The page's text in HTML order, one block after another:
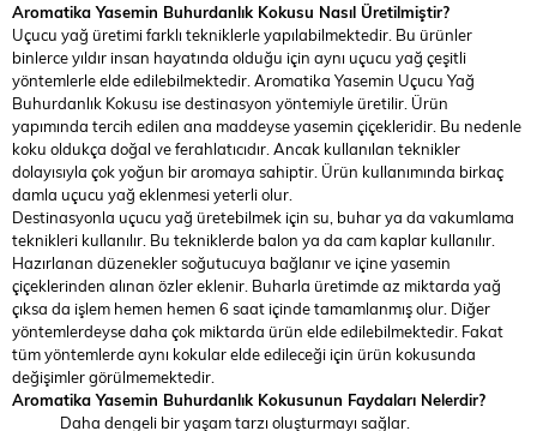
Aromatika Yasemin Buhurdanlık Kokusu Nasıl Üretilmiştir?
Uçucu yağ üretimi farklı tekniklerle yapılabilmektedir. Bu ürünler
binlerce yıldır insan hayatında olduğu için aynı uçucu yağ çeşitli
yöntemlerle elde edilebilmektedir. Aromatika Yasemin Uçucu Yağ
Buhurdanlık Kokusu ise destinasyon yöntemiyle üretilir. Ürün
yapımında tercih edilen ana maddeyse yasemin çiçekleridir. Bu nedenle
koku oldukça doğal ve ferahlatıcıdır. Ancak kullanılan teknikler
dolayısıyla çok yoğun bir aromaya sahiptir. Ürün kullanımında birkaç
damla uçucu yağ eklenmesi yeterli olur.
Destinasyonla uçucu yağ üretebilmek için su, buhar ya da vakumlama
teknikleri kullanılır. Bu tekniklerde balon ya da cam kaplar kullanılır.
Hazırlanan düzenekler soğutucuya bağlanır ve içine yasemin
çiçeklerinden alınan özler eklenir. Buharla üretimde az miktarda yağ
çıksa da işlem hemen hemen 6 saat içinde tamamlanmış olur. Diğer
yöntemlerdeyse daha çok miktarda ürün elde edilebilmektedir. Fakat
tüm yöntemlerde aynı kokular elde edileceği için ürün kokusunda
değişimler görülmemektedir.
Aromatika Yasemin Buhurdanlık Kokusunun Faydaları Nelerdir?
Daha dengeli bir yaşam tarzı oluşturmayı sağlar.